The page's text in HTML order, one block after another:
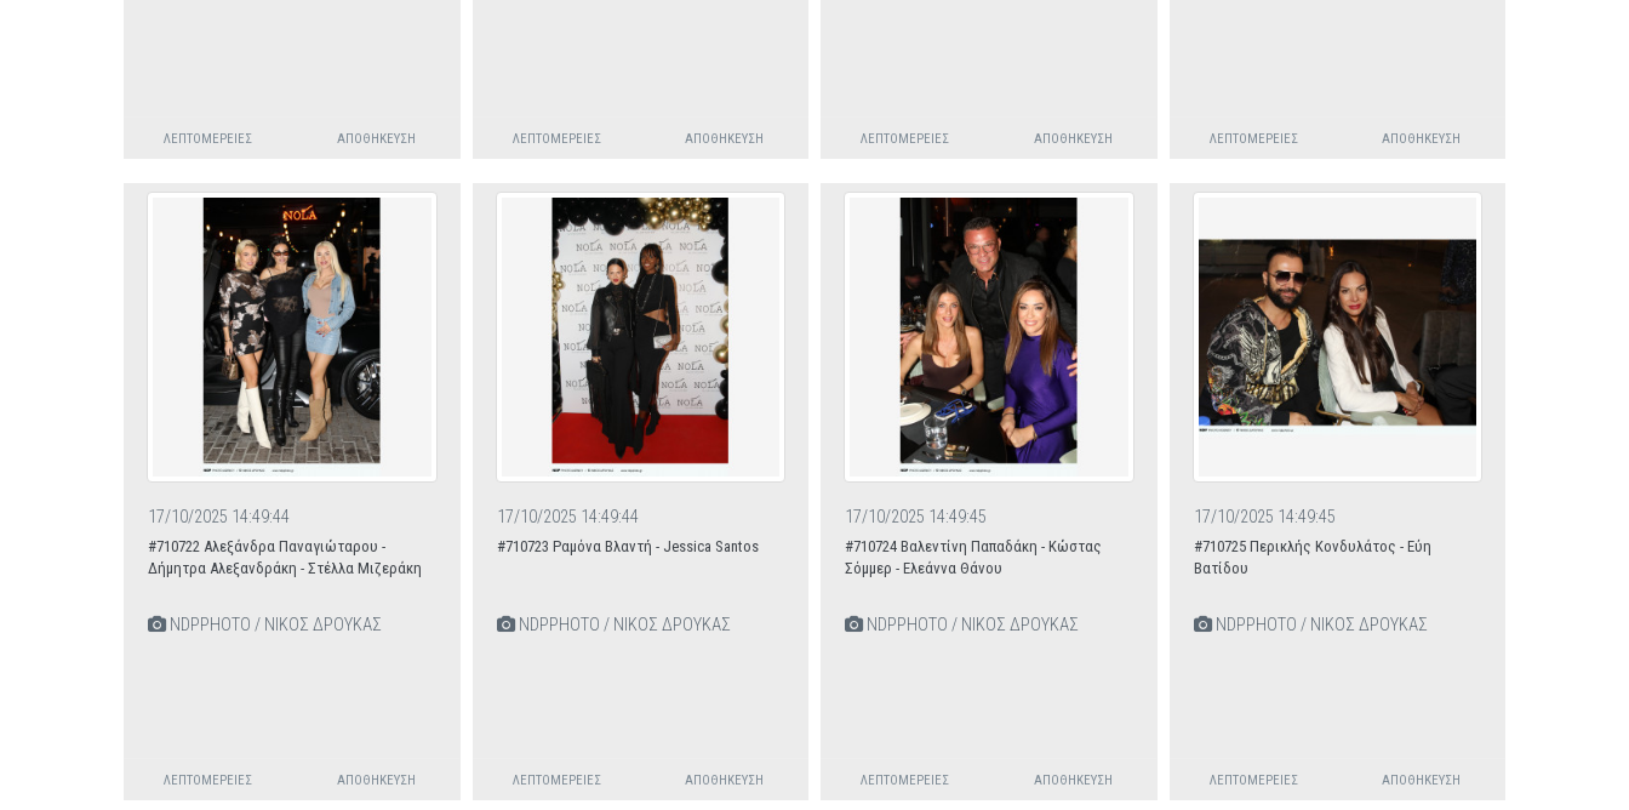
ΛΕΠΤΟΜΈΡΕΙΕΣ ΑΠΟΘΉΚΕΥΣΗ ΛΕΠΤΟΜΈΡΕΙΕΣ ΑΠΟΘΉΚΕΥΣΗ ΛΕΠΤΟΜΈΡΕΙΕΣ ΑΠΟΘΉΚΕΥΣΗ ΛΕΠΤΟΜΈΡΕΙΕΣ ΑΠΟΘΉΚΕΥΣΗ
17/10/2025 14:49:44
#710722 Αλεξάνδρα Παναγιώταρου -
Δήμητρα Αλεξανδράκη - Στέλλα Μιζεράκη
NDPPHOTO / ΝΙΚΟΣ ΔΡΟΥΚΑΣ
ΛΕΠΤΟΜΈΡΕΙΕΣ ΑΠΟΘΉΚΕΥΣΗ
17/10/2025 14:49:44
#710723 Ραμόνα Βλαντή - Jessica Santos
NDPPHOTO / ΝΙΚΟΣ ΔΡΟΥΚΑΣ
ΛΕΠΤΟΜΈΡΕΙΕΣ ΑΠΟΘΉΚΕΥΣΗ
17/10/2025 14:49:45
#710724 Βαλεντίνη Παπαδάκη - Κώστας
Σόμμερ - Ελεάννα Θάνου
NDPPHOTO / ΝΙΚΟΣ ΔΡΟΥΚΑΣ
ΛΕΠΤΟΜΈΡΕΙΕΣ ΑΠΟΘΉΚΕΥΣΗ
17/10/2025 14:49:45
#710725 Περικλής Κονδυλάτος - Εύη
Βατίδου
NDPPHOTO / ΝΙΚΟΣ ΔΡΟΥΚΑΣ
ΛΕΠΤΟΜΈΡΕΙΕΣ ΑΠΟΘΉΚΕΥΣΗ